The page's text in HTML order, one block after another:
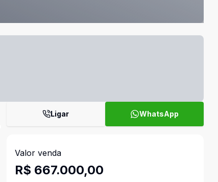
Ligar WhatsApp
Valor venda
R$ 667.000,00